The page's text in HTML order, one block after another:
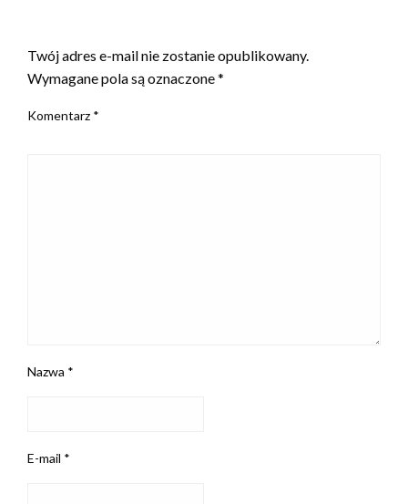
Twój adres e-mail nie zostanie opublikowany.
Wymagane pola są oznaczone*
Komentarz *
Nazwa *
E-mail *